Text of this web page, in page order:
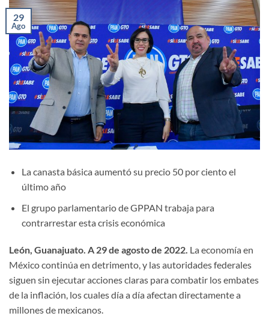
29
Ago
La canasta básica aumentó su precio 50 por ciento el
último año
El grupo parlamentario de GPPAN trabaja para
contrarrestar esta crisis económica
León, Guanajuato. A 29 de agosto de 2022. La economía en
México continúa en detrimento, y las autoridades federales
siguen sin ejecutar acciones claras para combatir los embates
de la inflación, los cuales día a día afectan directamente a
millones de mexicanos.